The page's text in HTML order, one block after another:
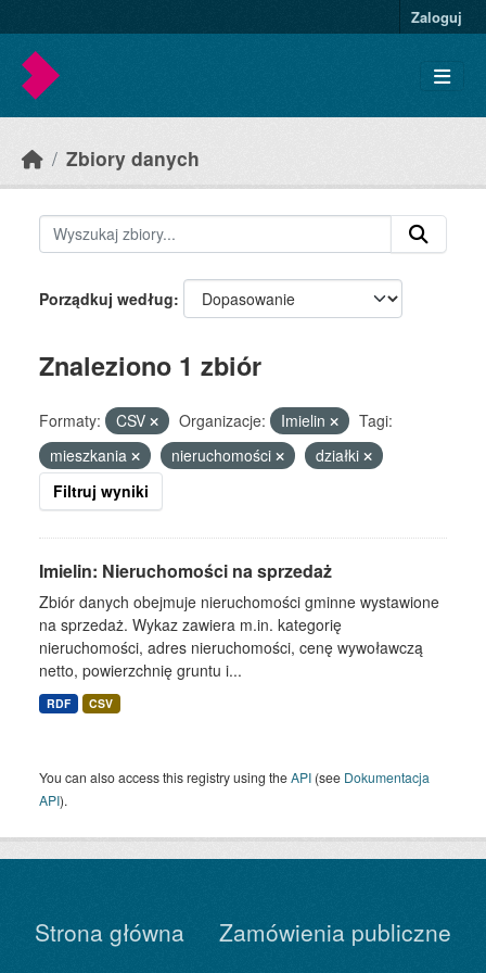
Zaloguj
Zbiory danych
Porządkuj według
Znaleziono 1 zbiór
Formaty: CSV Organizacje: Imielin
Tagi:
mieszkania
nieruchomości
działki
Filtruj wyniki
Imielin: Nieruchomości na sprzedaż
Zbiór danych obejmuje nieruchomości gminne wystawione
na sprzedaż. Wykaz zawiera m.in. kategorię
nieruchomości, adres nieruchomości, cenę wywoławczą
netto, powierzchnię gruntu i...
RDF CSV
You can also access this registry using theAPI (see Dokumentacja
API).
Strona główna
Zamówienia publiczne